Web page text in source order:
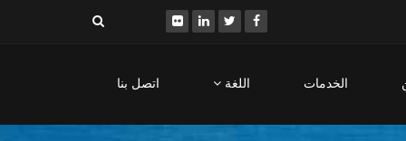
الخدمات اللغة اتصل بنا